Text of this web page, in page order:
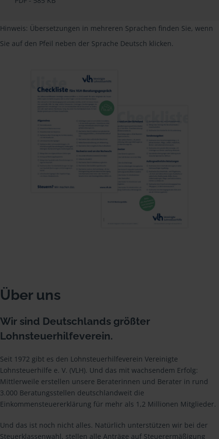
Hinweis: Übersetzungen in mehreren Sprachen finden Sie, wenn
Sie auf den Pfeil neben der Sprache Deutsch klicken.
Über uns
Wir sind Deutschlands größter
Lohnsteuerhilfeverein.
Seit 1972 gibt es den Lohnsteuerhilfeverein Vereinigte
Lohnsteuerhilfe e. V. (VLH). Und das mit wachsendem Erfolg:
Mittlerweile erstellen unsere Beraterinnen und Berater in rund
3.000 Beratungsstellen deutschlandweit die
Einkommensteuererklärung für mehr als 1,2 Millionen Mitglieder.
Und das ist noch nicht alles. Natürlich unterstützen wir bei der
Steuerklassenwahl, stellen alle Anträge auf Steuerermäßigung